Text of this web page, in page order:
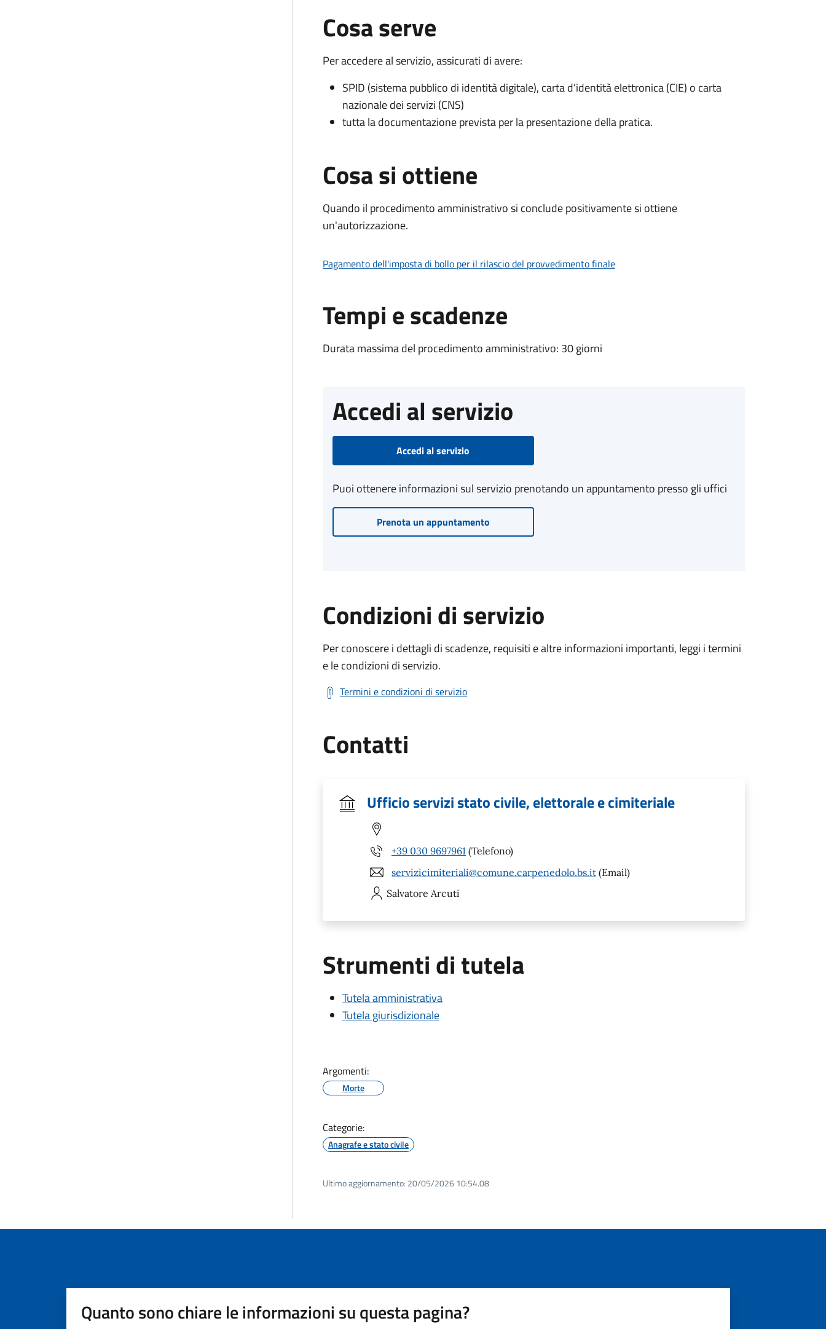
Cosa serve
Per accedere al servizio, assicurati di avere:
SPID (sistema pubblico di identità digitale), carta d’identità elettronica (CIE) o carta
nazionale dei servizi (CNS)
tutta la documentazione prevista per la presentazione della pratica.
Cosa si ottiene
Quando il procedimento amministrativo si conclude positivamente si ottiene
un'autorizzazione.
Pagamento dell'imposta di bollo per il rilascio del provvedimento finale
Tempi e scadenze
Durata massima del procedimento amministrativo: 30 giorni
Accedi al servizio
Accedi al servizio
Puoi ottenere informazioni sul servizio prenotando un appuntamento presso gli uffici
Prenota un appuntamento
Condizioni di servizio
Per conoscere i dettagli di scadenze, requisiti e altre informazioni importanti, leggi i termini
e le condizioni di servizio.
Termini e condizioni di servizio
Contatti
Ufficio servizi stato civile, elettorale e cimiteriale
+39 030 9697961 (Telefono)
servizicimiteriali@comune.carpenedolo.bs.it (Email)
Salvatore Arcuti
Strumenti di tutela
Tutela amministrativa
Tutela giurisdizionale
Argomenti:
Morte
Categorie:
Anagrafe e stato civile
Ultimo aggiornamento: 20/05/2026 10:54.08
Quanto sono chiare le informazioni su questa pagina?